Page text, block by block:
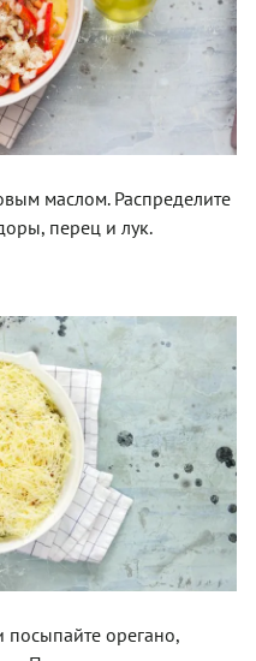
маслом. Распределите
перец и лук.
посыпайте орегано,